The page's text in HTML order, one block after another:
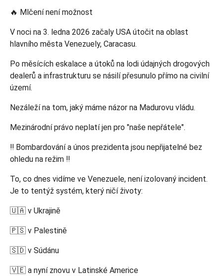
🔥 Mlčení není možnost
V noci na 3. ledna 2026 začaly USA útočit na oblast
hlavního města Venezuely, Caracasu.
Po měsících eskalace a útoků na lodi údajných drogových
dealerů a infrastrukturu se násilí přesunulo přímo na civilní
území.
Nezáleží na tom, jaký máme názor na Madurovu vládu.
Mezinárodní právo neplatí jen pro "naše nepřátele".
‼️ Bombardování a únos prezidenta jsou nepřijatelné bez
ohledu na režim ‼️
To, co dnes vidíme ve Venezuele, není izolovaný incident.
Je to tentýž systém, který ničí životy:
🇺🇦 v Ukrajině
🇵🇸 v Palestině
🇸🇩 v Súdánu
🇻🇪 a nyní znovu v Latinské Americe